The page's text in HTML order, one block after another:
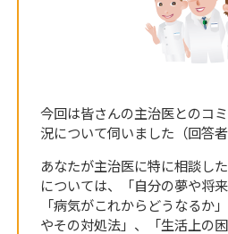
今回は皆さんの主治医とのコ
況について伺いました（回答者
あなたが主治医に特に相談し
については、「自分の夢や将
「病気がこれからどうなるか
やその対処法」、「生活上の